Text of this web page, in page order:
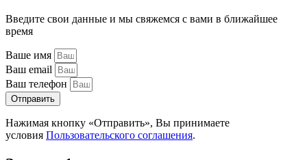
Введите свои данные и мы свяжемся с вами в ближайшее
время
Ваше имя
Ваш email
Ваш телефон
Отправить
Нажимая кнопку «Отправить», Вы принимаете
условия Пользовательского соглашения.